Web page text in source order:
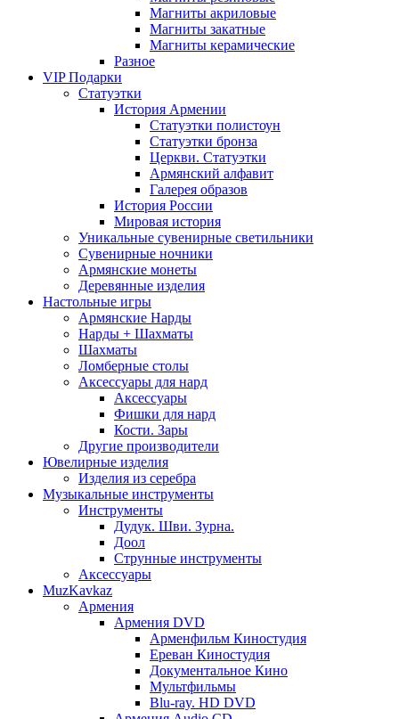
Магниты акриловые
Магниты закатные
Магниты керамические
Разное
VIP Подарки
Статуэтки
История Армении
Статуэтки полистоун
Статуэтки бронза
Церкви. Статуэтки
Армянский алфавит
Галерея образов
История России
Мировая история
Уникальные сувенирные светильники
Сувенирные ночники
Армянские монеты
Деревянные изделия
Настольные игры
Армянские Нарды
Нарды + Шахматы
Шахматы
Ломберные столы
Аксессуары для нард
Аксессуары
Фишки для нард
Кости. Зары
Другие производители
Ювелирные изделия
Изделия из серебра
Музыкальные инструменты
Инструменты
Дудук. Шви. Зурна.
Доол
Струнные инструменты
Аксессуары
MuzKavkaz
Армения
Армения DVD
Арменфильм Киностудия
Ереван Киностудия
Документальное Кино
Мультфильмы
Blu-ray. HD DVD